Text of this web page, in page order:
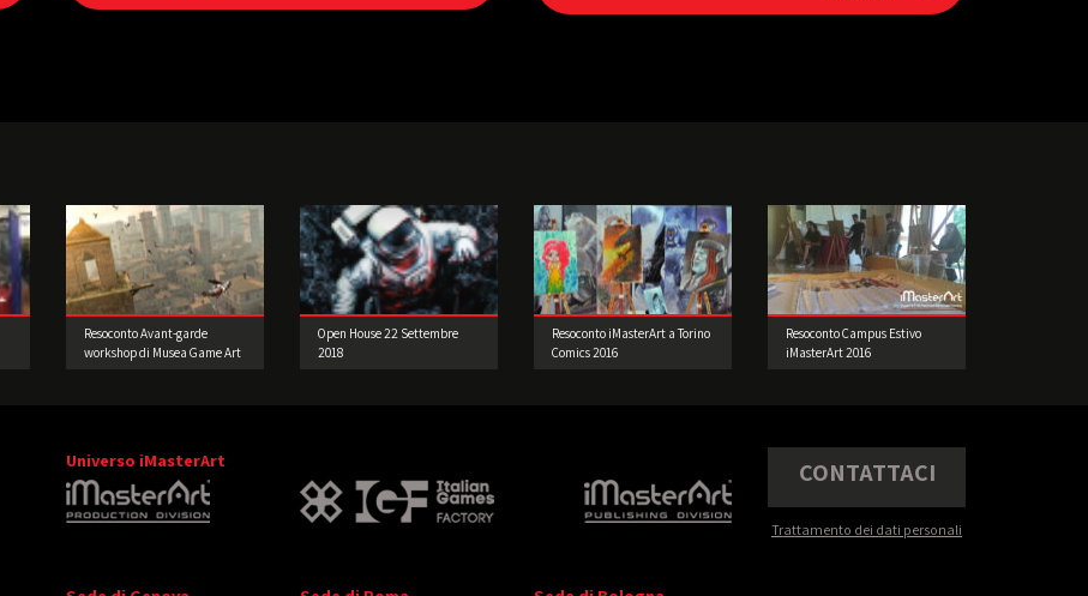
Resoconto Avant-garde
workshop di Musea Game Art
Open House 22 Settembre
2018
Resoconto iMasterArt a Torino
Comics 2016
Resoconto Campus Estivo
iMasterArt 2016
Universo iMasterArt CONTATTACI
Trattamento dei dati personali